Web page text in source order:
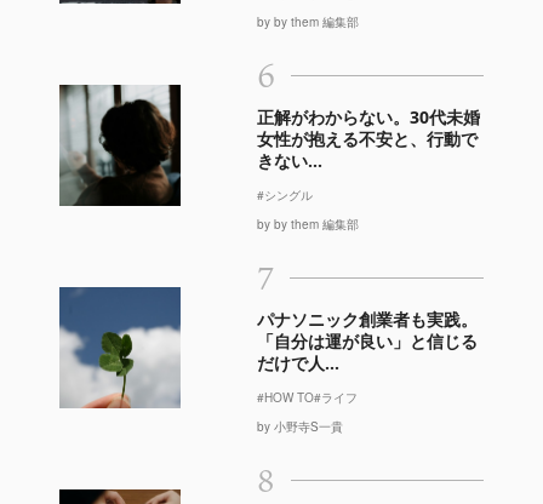
by by them 編集部
6
正解がわからない。30代未婚
女性が抱える不安と、行動で
きない...
#シングル
by by them 編集部
7
パナソニック創業者も実践。
「自分は運が良い」と信じる
だけで人...
#HOW TO#ライフ
by 小野寺S一貴
8